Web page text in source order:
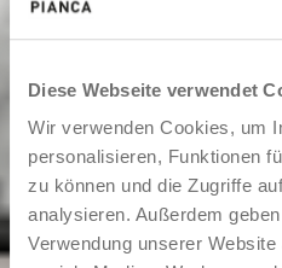
Diese Webseite verwendet
Wir verwenden Cookies, um
personalisieren, Funktionen
zu können und die Zugriffe
analysieren. Außerdem
Verwendung unserer